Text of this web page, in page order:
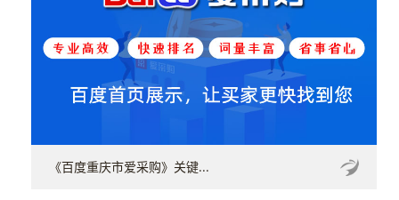
《百度重庆市爱采购》关键...